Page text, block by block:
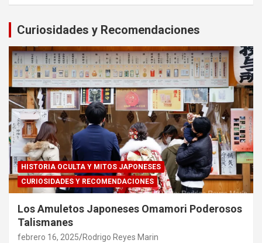
Curiosidades y Recomendaciones
HISTORIA OCULTA Y MITOS JAPONESES
CURIOSIDADES Y RECOMENDACIONES
Los Amuletos Japoneses Omamori Poderosos
Talismanes
febrero 16, 2025 Rodrigo Reyes Marin